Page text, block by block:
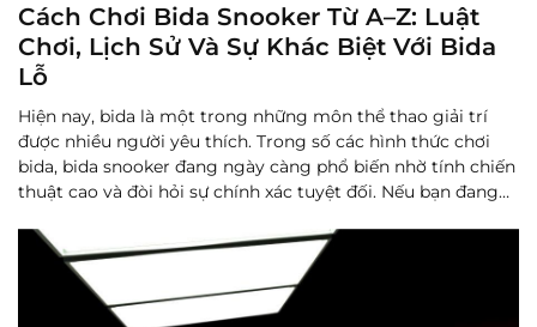
Cách Chơi Bida Snooker Từ A–Z: Luật
Chơi, Lịch Sử Và Sự Khác Biệt Với Bida
Lỗ
Hiện nay, bida là một trong những môn thể thao giải trí
được nhiều người yêu thích. Trong số các hình thức chơi
bida, bida snooker đang ngày càng phổ biến nhờ tính chiến
thuật cao và đòi hỏi sự chính xác tuyệt đối. Nếu bạn đang
thêm